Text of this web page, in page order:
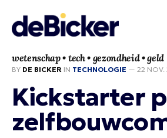
wetenschap • tech • gezondheid • geld
BY DE BICKER IN TECHNOLOGIE — 22 NOV.
Kickstarter